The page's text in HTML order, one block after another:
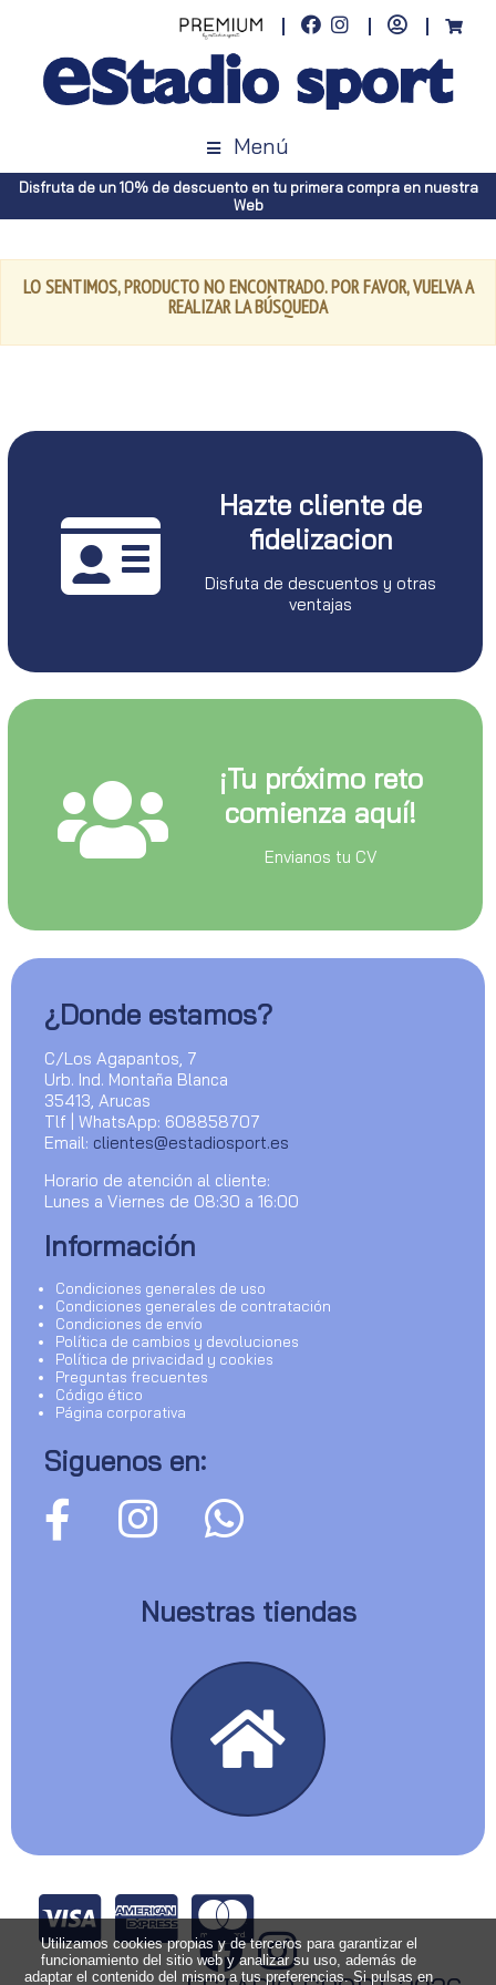
Menú
Disfruta de un 10% de descuento en tu primera compra en nuestra
Web
LO SENTIMOS, PRODUCTO NO ENCONTRADO. POR FAVOR, VUELVA A
REALIZAR LA BÚSQUEDA
Hazte cliente de
fidelizacion
Disfuta de descuentos y otras
ventajas
¡Tu próximo reto
comienza aquí!
Envianos tu CV
¿Donde estamos?
C/Los Agapantos, 7
Urb. Ind. Montaña Blanca
35413, Arucas
Tlf | WhatsApp: 608858707
Email: clientes@estadiosport.es
Horario de atención al cliente:
Lunes a Viernes de 08:30 a 16:00
Información
Condiciones generales de uso
Condiciones generales de contratación
Condiciones de envío
Política de cambios y devoluciones
Política de privacidad y cookies
Preguntas frecuentes
Código ético
Página corporativa
Siguenos en:
Nuestras tiendas
Utilizamos cookies propias y de terceros para garantizar el
funcionamiento del sitio web y analizar su uso, además de
adaptar el contenido del mismo a tus preferencias. Si pulsas en